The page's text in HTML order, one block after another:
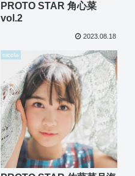
PROTO STAR 角心菜
vol.2
2023.08.18
nicola